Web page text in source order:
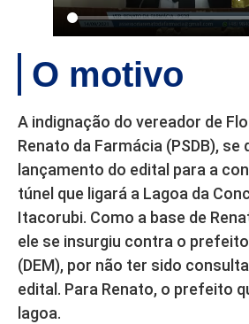
O motivo
A indignação do vereador de
Renato da Farmácia (PSDB), se
lançamento do edital para a
túnel que ligará a Lagoa da
Itacorubi. Como a base de
ele se insurgiu contra o
(DEM), por não ter sido
edital. Para Renato, o prefeito
lagoa.